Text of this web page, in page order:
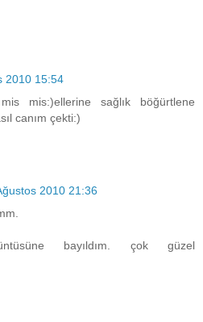
2010 15:54
mis:)ellerine sağlık böğürtlene
canım çekti:)
2010 21:36
bayıldım. çok güzel